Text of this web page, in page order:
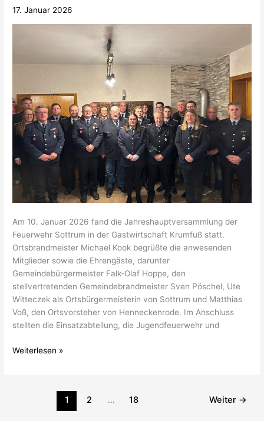
17. Januar 2026
Am 10. Januar 2026 fand die Jahreshauptversammlung der
Feuerwehr Sottrum in der Gastwirtschaft Krumfuß statt.
Ortsbrandmeister Michael Kook begrüßte die anwesenden
Mitglieder sowie die Ehrengäste, darunter
Gemeindebürgermeister Falk-Olaf Hoppe, den
stellvertretenden Gemeindebrandmeister Sven Pöschel, Ute
Witteczek als Ortsbürgermeisterin von Sottrum und Matthias
Voß, den Ortsvorsteher von Henneckenrode. Im Anschluss
stellten die Einsatzabteilung, die Jugendfeuerwehr und
Sottrum
Weiterlesen »
1 2 … 18 Weiter →